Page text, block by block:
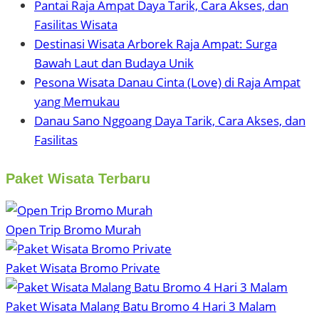
Pantai Raja Ampat Daya Tarik, Cara Akses, dan
Fasilitas Wisata
Destinasi Wisata Arborek Raja Ampat: Surga
Bawah Laut dan Budaya Unik
Pesona Wisata Danau Cinta (Love) di Raja Ampat
yang Memukau
Danau Sano Nggoang Daya Tarik, Cara Akses, dan
Fasilitas
Paket Wisata Terbaru
Open Trip Bromo Murah
Paket Wisata Bromo Private
Paket Wisata Malang Batu Bromo 4 Hari 3 Malam